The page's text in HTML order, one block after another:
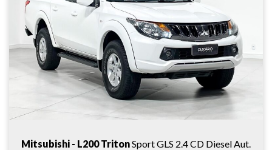
Mitsubishi - L200 TritonSport GLS 2.4 CD Diesel Aut.